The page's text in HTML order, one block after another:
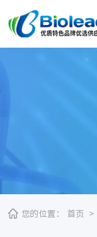
您的位置： 首页 >